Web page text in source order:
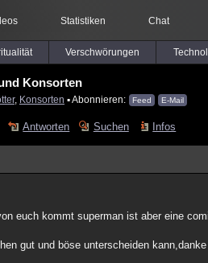
Statistiken Chat
Verschwörungen
Konsorten
, Konsorten ▪ Abonnieren: Feed E-Mail
Antworten Suchen Infos
euch kommt superman ist aber eine
gut und böse unterscheiden